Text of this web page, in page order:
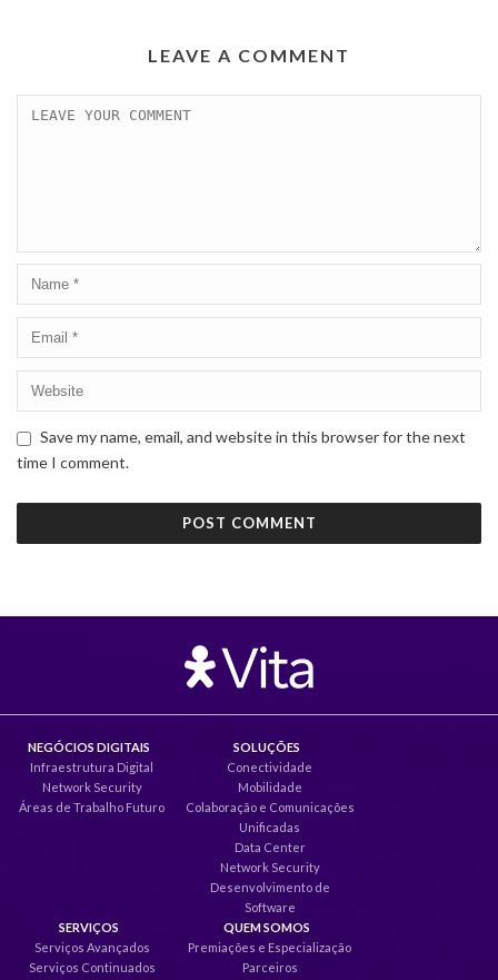
LEAVE A COMMENT
Save my name, email, and website in this browser for the next
time I comment.
NEGÓCIOS DIGITAIS
Infraestrutura Digital
Network Security
Áreas de Trabalho Futuro
SOLUÇÕES
Conectividade
Mobilidade
Colaboração e Comunicações
Unificadas
Data Center
Network Security
Desenvolvimento de
Software
SERVIÇOS
Serviços Avançados
Serviços Continuados
QUEM SOMOS
Premiações e Especialização
Parceiros